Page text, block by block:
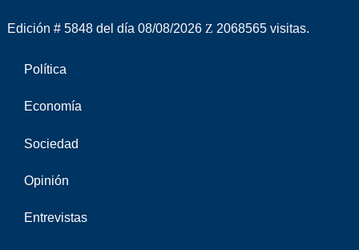
Edición # 5848 del día 08/08/2026 2068565 visitas.
Política
Economía
Sociedad
Opinión
Entrevistas